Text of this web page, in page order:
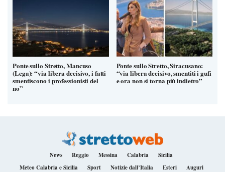
Ponte sullo Stretto, Mancuso
(Lega): “via libera decisivo, i fatti
smentiscono i professionisti del
no”
Ponte sullo Stretto, Siracusano:
“via libera decisivo, smentiti i gufi
e ora non si torna più indietro”
News Reggio Messina Calabria
Sicilia
Meteo Calabria e Sicilia
Sport Notizie dall’Italia Esteri Auguri